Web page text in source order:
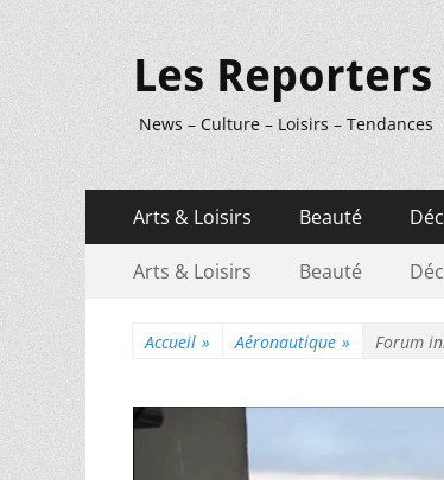
Les
News – Culture – Loisirs – Tendances
Menu
principal
contenu
Arts & Loisirs Beauté
Menu
Arts & Loisirs Beauté
Accueil » Aéronautique » Forum